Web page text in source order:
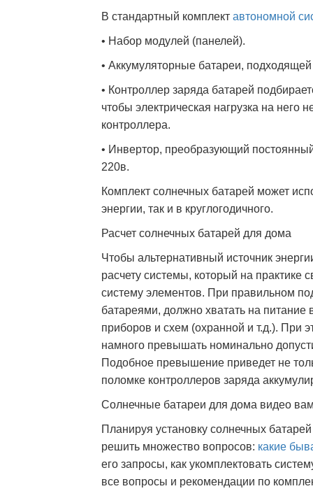
В стандартный комплект автономной
• Набор модулей (панелей).
• Аккумуляторные батареи,
• Контроллер заряда батарей
чтобы электрическая нагрузка на
контроллера.
• Инвертор, преобразующий
220в.
Комплект солнечных батарей может
энергии, так и в круглогодичного.
Расчет солнечных батарей для дома
Чтобы альтернативный источник
расчету системы, который на практике
систему элементов. При правильном
батареями, должно хватать на питание
приборов и схем (охранной и т.д.). При
намного превышать номинально
Подобное превышение приведет не
поломке контроллеров заряда
Солнечные батареи для дома видео
Планируя установку солнечных
решить множество вопросов: какие
его запросы, как укомплектовать
все вопросы и рекомендации по